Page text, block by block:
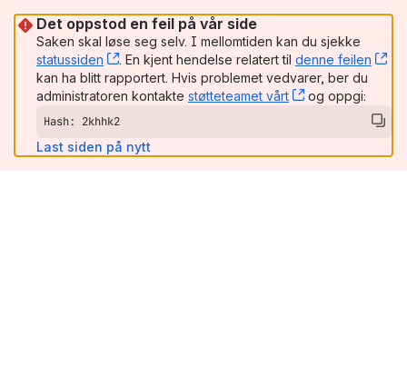
Det oppstod en feil på vår side
Saken skal løse seg selv. I mellomtiden kan du sjekke
statussiden
, (opens new window)
. En kjent hendelse relatert til denne feilen
,
kan ha blitt rapportert. Hvis problemet vedvarer, ber du
administratoren kontakte støtteteamet vårt , (opens new
og oppgi:
Hash: 2khhk2
Last siden på nytt